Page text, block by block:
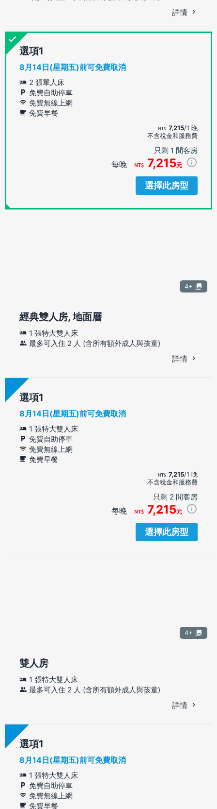
詳情
選項
8月14日(星期五)前可免費取消
2 張單人床
免費自助停車
免費無線上網
免費早餐
7,215/1 晚
不含稅金和服務費
只剩 1 間客房
每晚 7,215元
選擇此房型
4+
經典雙人房, 地面層
1 張特大雙人床
最多可入住 2 人 (含所有額外成人與孩童)
詳情
選項
8月14日(星期五)前可免費取消
1 張特大雙人床
免費自助停車
免費無線上網
免費早餐
7,215/1 晚
不含稅金和服務費
只剩 2 間客房
每晚 7,215元
選擇此房型
4+
雙人房
1 張特大雙人床
最多可入住 2 人 (含所有額外成人與孩童)
詳情
選項
8月14日(星期五)前可免費取消
1 張特大雙人床
免費自助停車
免費無線上網
免費早餐